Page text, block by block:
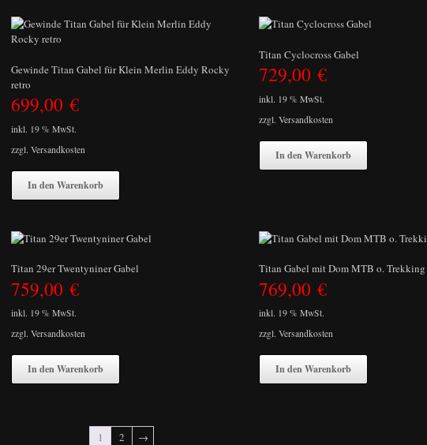
Gewinde Titan Gabel für Klein Merlin Eddy Rocky
retro
699,00 €
inkl. 19 % MwSt.
zzgl. Versandkosten
In den Warenkorb
Titan Cyclocross Gabel
729,00 €
inkl. 19 % MwSt.
zzgl. Versandkosten
In den Warenkorb
Titan 29er Twentyniner Gabel
759,00 €
inkl. 19 % MwSt.
zzgl. Versandkosten
In den Warenkorb
Titan Gabel mit Dom MTB o. Trekking
769,00 €
inkl. 19 % MwSt.
zzgl. Versandkosten
In den Warenkorb
1 2 →